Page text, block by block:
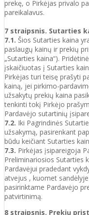
prekę, o Pirkėjas privalo
pareikalavus.
7 straipsnis. Sutarties
7.1. Šios Sutarties kaina
paslaugų kainų ir prekių
„Sutarties kaina“).
įskaičiuotas į Sutarties
Pirkėjas turi teisę prašyti
kainą, jei pirkimo-
užsakytų prekių kaina
tenkinti tokį Pirkėjo
Pardavėjo sutartinių
7.2. Iki Pagrindinės
užsakymą, pasirenkant
būdu keičiant Sutarties
7.3. Pirkėjas įsipareigoja
Preliminariosios Sutarties
Pardavėjui pradedant
atvejus , kuomet
pasirinktame Pardavėjo
patvirtinimą.
8 straipsnis. Prekių